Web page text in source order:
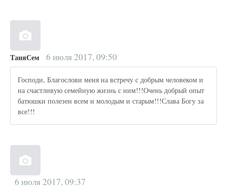
ТаняСем 6 июля 2017, 09:50
Господи, Благослови меня на встречу с добрым человеком и
на счастливую семейную жизнь с ним!!!Очень добрый опыт
батюшки полезен всем и молодым и старым!!!Слава Богу за
все!!!
6 июля 2017, 09:37